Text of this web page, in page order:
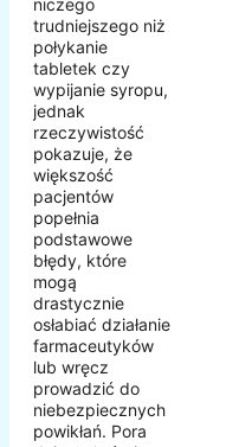
trudniejszego niż
połykanie
tabletek czy
wypijanie syropu,
jednak
rzeczywistość
pokazuje, że
większość
pacjentów
popełnia
podstawowe
błędy, które
mogą
drastycznie
osłabiać działanie
farmaceutyków
lub wręcz
prowadzić do
niebezpiecznych
powikłań. Pora